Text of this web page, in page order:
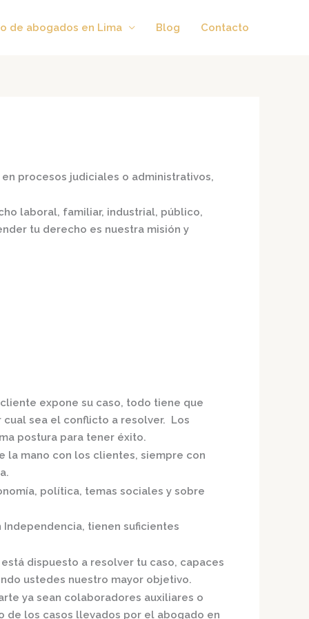
de abogados en Lima Blog Contacto
procesos judiciales o administrativos,
laboral, familiar, industrial, público,
tu derecho es nuestra misión y
expone su caso, todo tiene que
sea el conflicto a resolver. Los
postura para tener éxito.
la mano con los clientes, siempre con
política, temas sociales y sobre
Independencia, tienen suficientes
está dispuesto a resolver tu caso, capaces
ustedes nuestro mayor objetivo.
ya sean colaboradores auxiliares o
de los casos llevados por el abogado en